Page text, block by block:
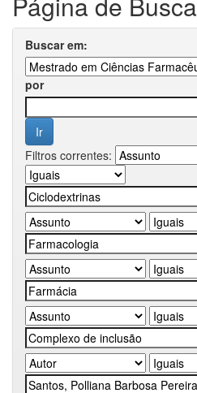
Buscar em:
por
Filtros correntes: